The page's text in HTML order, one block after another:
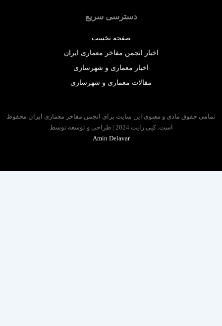
دسترسی سریع
صفحه نخست
اخبار انجمن مفاخر معماری ایران
اخبار معماری و شهرسازی
مقالات معماری و شهرسازی
حقوق مادی و معنوی این سایت برای انجمن مفاخر معماری ایران محفوظ
است. کپی رایت 2024 | طراحی و توسعه توسط
Amin Delavar